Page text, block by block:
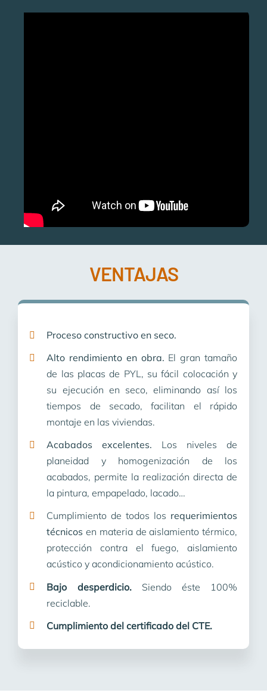
VENTAJAS
Proceso constructivo en seco.
Alto rendimiento en obra. El gran tamaño
de las placas de PYL, su fácil colocación y
su ejecución en seco, eliminando así los
tiempos de secado, facilitan el rápido
montaje en las viviendas.
Acabados excelentes. Los niveles de
planeidad y homogenización de los
acabados, permite la realización directa de
la pintura, empapelado, lacado…
Cumplimiento de todos los requerimientos
técnicos en materia de aislamiento térmico,
protección contra el fuego, aislamiento
acústico y acondicionamiento acústico.
Bajo desperdicio. Siendo éste 100%
reciclable.
Cumplimiento del certificado del CTE.